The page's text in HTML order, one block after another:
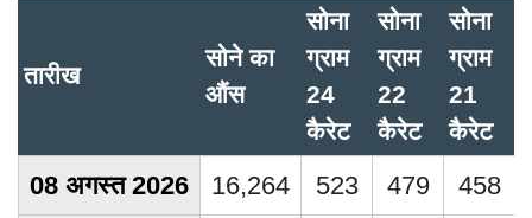
तारीख
सोने का
औंस
सोना
ग्राम
24
कैरेट
सोना
ग्राम
22
कैरेट
सोना
ग्राम
21
कैरेट
08 अगस्त 2026 16,264 523 479
458